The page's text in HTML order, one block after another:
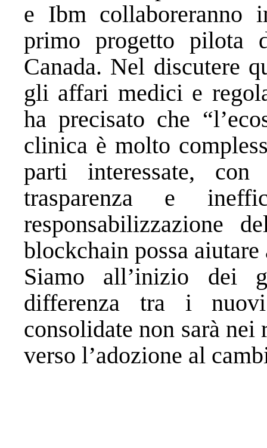
e Ibm collaboreranno
primo progetto pilota
Canada. Nel discutere
gli affari medici e
ha precisato che
clinica è molto
parti interessate, con
trasparenza e
responsabilizzazione
blockchain possa
Siamo all’inizio dei
differenza tra i
consolidate non sarà
verso l’adozione al